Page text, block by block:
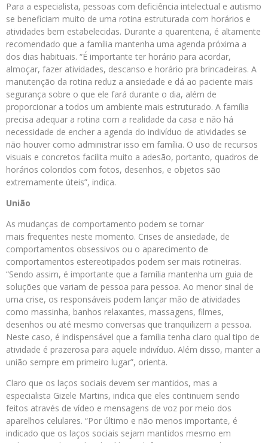
Para a especialista, pessoas com deficiência intelectual e autismo
se beneficiam muito de uma rotina estruturada com horários e
atividades bem estabelecidas. Durante a quarentena, é altamente
recomendado que a família mantenha uma agenda próxima a
dos dias habituais. “É importante ter horário para acordar,
almoçar, fazer atividades, descanso e horário pra brincadeiras. A
manutenção da rotina reduz a ansiedade e dá ao paciente mais
segurança sobre o que ele fará durante o dia, além de
proporcionar a todos um ambiente mais estruturado. A família
precisa adequar a rotina com a realidade da casa e não há
necessidade de encher a agenda do indivíduo de atividades se
não houver como administrar isso em família. O uso de recursos
visuais e concretos facilita muito a adesão, portanto, quadros de
horários coloridos com fotos, desenhos, e objetos são
extremamente úteis”, indica.
União
As mudanças de comportamento podem se tornar
mais frequentes neste momento. Crises de ansiedade, de
comportamentos obsessivos ou o aparecimento de
comportamentos estereotipados podem ser mais rotineiras.
“Sendo assim, é importante que a família mantenha um guia de
soluções que variam de pessoa para pessoa. Ao menor sinal de
uma crise, os responsáveis podem lançar mão de atividades
como massinha, banhos relaxantes, massagens, filmes,
desenhos ou até mesmo conversas que tranquilizem a pessoa.
Neste caso, é indispensável que a família tenha claro qual tipo de
atividade é prazerosa para aquele indivíduo. Além disso, manter a
união sempre em primeiro lugar”, orienta.
Claro que os laços sociais devem ser mantidos, mas a
especialista Gizele Martins, indica que eles continuem sendo
feitos através de vídeo e mensagens de voz por meio dos
aparelhos celulares. “Por último e não menos importante, é
indicado que os laços sociais sejam mantidos mesmo em